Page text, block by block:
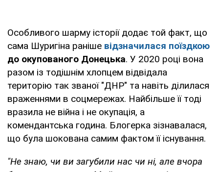
Особливого шарму історії додає той факт, що
сама Шуригіна раніше відзначилася поїздкою
до окупованого Донецька. У 2020 році вона
разом із тодішнім хлопцем відвідала
територію так званої "ДНР" та навіть ділилася
враженнями в соцмережах. Найбільше її тоді
вразила не війна і не окупація, а
комендантська година. Блогерка зізнавалася,
що була шокована самим фактом її існування.
"Не знаю, чи ви загубили нас чи ні, але вчора